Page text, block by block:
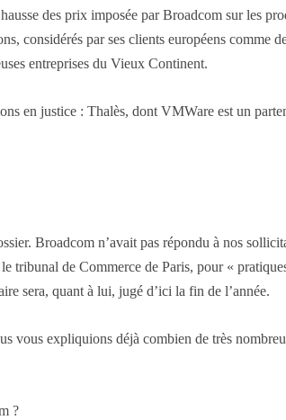
des prix imposée par Broadcom sur les
considérés par ses clients européens comme
entreprises du Vieux Continent.
en justice : Thalès, dont VMWare est un
Broadcom n’avait pas répondu à nos
tribunal de Commerce de Paris, pour «
sera, quant à lui, jugé d’ici la fin de l’année.
vous expliquions déjà combien de très
?